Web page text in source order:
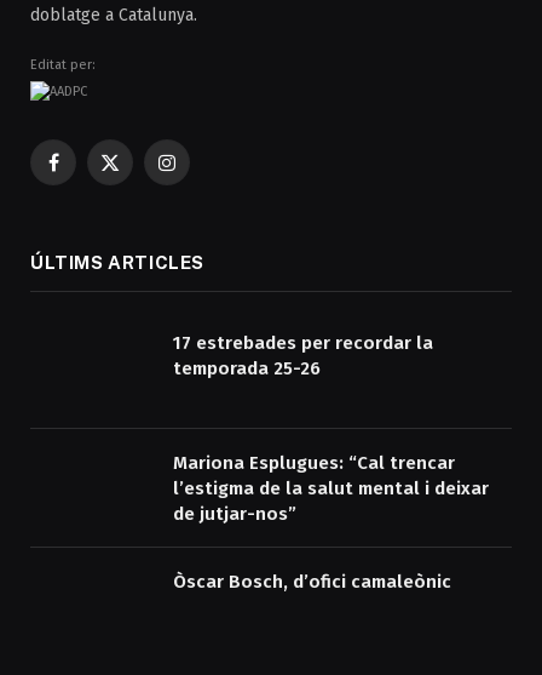
doblatge a Catalunya.
Editat per:
Facebook
X
Instagram
ÚLTIMS ARTICLES
17 estrebades per recordar la
temporada 25-26
Mariona Esplugues: “Cal trencar
l’estigma de la salut mental i deixar
de jutjar-nos”
Òscar Bosch, d’ofici camaleònic